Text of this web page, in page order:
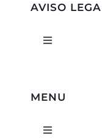
AVISO
Toggle
MENU
Toggle